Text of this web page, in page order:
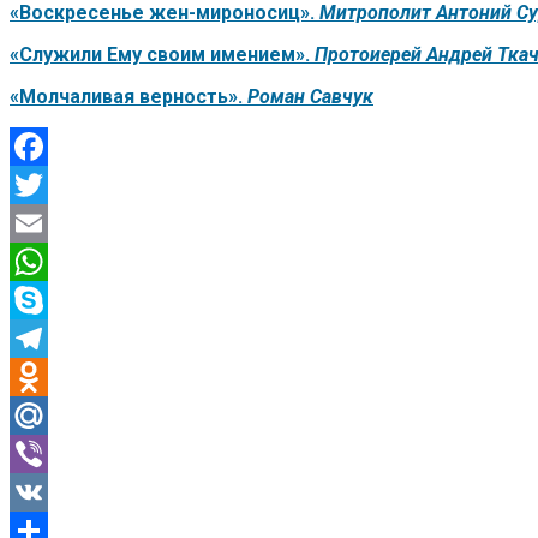
«Воскресенье жен-мироносиц». Митрополит Антоний
«Служили Ему своим имением». Протоиерей Андрей
«Молчаливая верность». Роман Савчук
Facebook
Twitter
Email
WhatsApp
Skype
Telegram
Odnoklassniki
Mail.Ru
Viber
VK